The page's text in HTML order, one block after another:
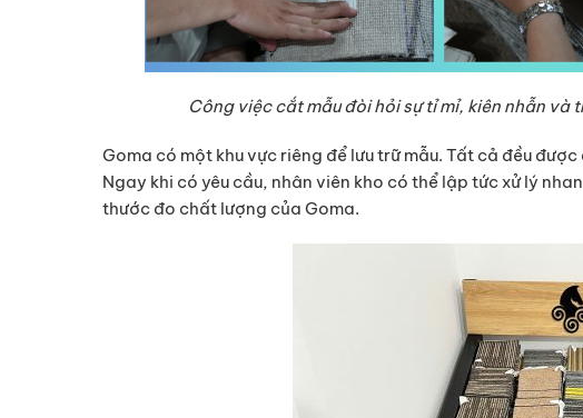
Công việc cắt mẫu đòi hỏi sự tỉ mỉ, kiên nhẫn
Goma có một khu vực riêng để lưu trữ mẫu. Tất cả đều
Ngay khi có yêu cầu, nhân viên kho có thể lập tức xử lý
thước đo chất lượng của Goma.